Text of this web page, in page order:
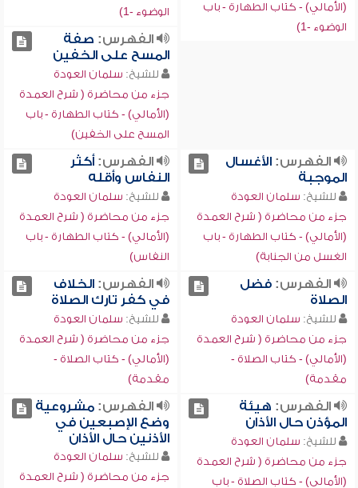
(الأمالي) - كتاب الطهارة - باب
الوضوء -1)
الوضوء -1)
الفهرس: صفة
المسح على الخفين
للشيخ: سلمان العودة
جزء من محاضرة ( شرح العمدة
(الأمالي) - كتاب الطهارة - باب
المسح على الخفين)
الفهرس:الأغسال
الموجبة
للشيخ: سلمان العودة
جزء من محاضرة ( شرح العمدة
(الأمالي) - كتاب الطهارة - باب
الغسل من الجنابة)
الفهرس:أكثر
النفاس وأقله
للشيخ: سلمان العودة
جزء من محاضرة ( شرح العمدة
(الأمالي) - كتاب الطهارة - باب
النفاس)
الفهرس:فضل
الصلاة
للشيخ: سلمان العودة
جزء من محاضرة ( شرح العمدة
(الأمالي) - كتاب الصلاة -
مقدمة)
الفهرس:الخلاف
في كفر تارك الصلاة
للشيخ: سلمان العودة
جزء من محاضرة ( شرح العمدة
(الأمالي) - كتاب الصلاة -
مقدمة)
الفهرس: هيئة
المؤذن حال الأذان
للشيخ: سلمان العودة
جزء من محاضرة ( شرح العمدة
(الأمالي) - كتاب الصلاة - باب
الفهرس:مشروعية
وضع الإصبعين في
الأذنين حال الأذان
للشيخ: سلمان العودة
جزء من محاضرة ( شرح العمدة